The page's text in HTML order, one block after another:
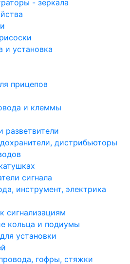
- зеркала
установка
прицепов
и клеммы
разветвители
дистрибьюторы
сигнала
инструмент, электрика
сигнализациям
кольца и подиумы
установки
гофры, стяжки